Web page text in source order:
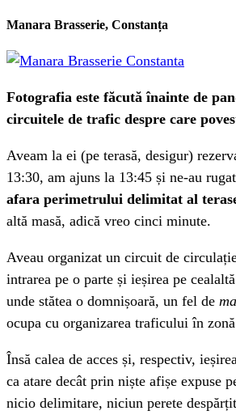
Manara Brasserie, Constanța
Fotografia este făcută înainte de
circuitele de trafic despre care
Aveam la ei (pe terasă, desigur)
13:30, am ajuns la 13:45 și ne-au
afara perimetrului delimitat al
altă masă, adică vreo cinci minute.
Aveau organizat un circuit de
intrarea pe o parte și ieșirea pe
unde stătea o domnișoară, un fel de
ocupa cu organizarea traficului în
Însă calea de acces și, respectiv,
ca atare decât prin niște afișe expuse
nicio delimitare, niciun perete